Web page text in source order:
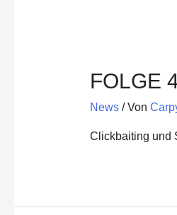
FOLGE
News/ Von
Clickbaiting und